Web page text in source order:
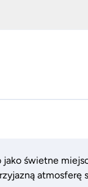
świetne
atmosferę